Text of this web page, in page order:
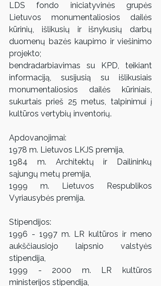
LDS fondo iniciatyvinės grupės
Lietuvos monumentaliosios dailės
kūrinių, išlikusių ir išnykusių darbų
duomenų bazės kaupimo ir viešinimo
projekto;
bendradarbiavimas su KPD, teikiant
informaciją, susijusią su išlikusiais
monumentaliosios dailės kūriniais,
sukurtais prieš 25 metus, talpinimui į
kultūros vertybių inventorių.
Apdovanojimai:
1978 m. Lietuvos LKJS premija,
1984 m. Architektų ir Dailininkų
sąjungų metų premija,
1999 m. Lietuvos Respublikos
Vyriausybės premija.
Stipendijos:
1996 - 1997 m. LR kultūros ir meno
aukščiausiojo laipsnio valstyės
stipendija,
1999 - 2000 m. LR kultūros
ministerijos stipendija,